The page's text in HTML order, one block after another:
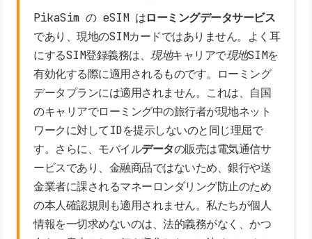
PikaSim の eSIM はローミングデータサービス
であり、現地のSIMカードではありません。よく耳
にするSIM登録義務は、 現地キャリアで現地SIMを
有効化する際に適用されるものです。ローミング
データプランには適用されません。これは、自国
のキャリアでローミング中の旅行者が現地ネット
ワークに対してIDを提示しないのと同じ理屈で
す。さらに、モバイルデータの販売は電気通信サ
ービスであり、金融商品ではないため、銀行や送
金業者に課されるマネーロンダリング防止のため
の本人確認規則も適用されません。私たちが個人
情報を一切求めないのは、法的義務がなく、かつ